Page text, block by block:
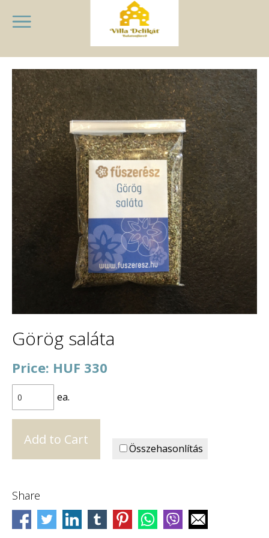
Görög saláta
Price: HUF 330
ea.
Összehasonlítás
Share